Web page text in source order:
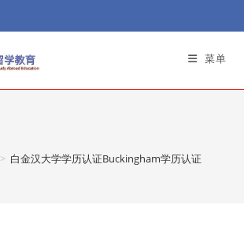
菜单
> 白金汉大学学历认证Buckingham学历认证